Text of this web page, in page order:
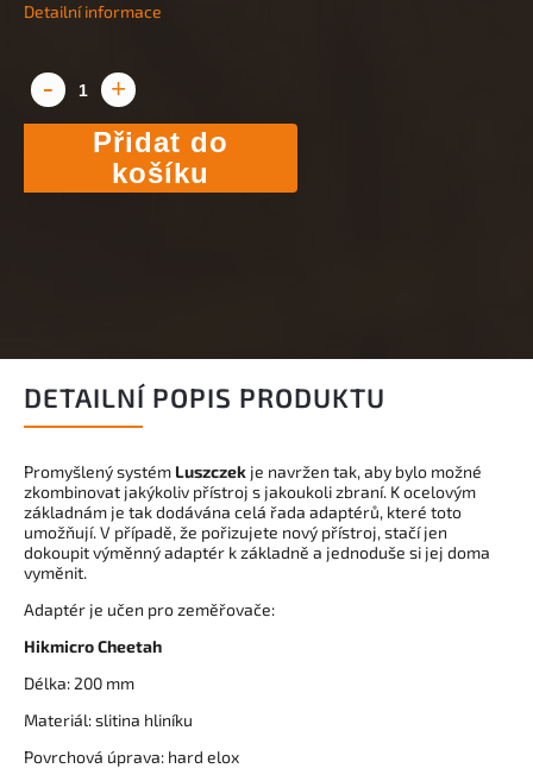
Přidat do
košíku
Detailní informace
DETAILNÍ POPIS PRODUKTU
Promyšlený systém Luszczek je navržen tak, aby bylo možné
zkombinovat jakýkoliv přístroj s jakoukoli zbraní. K ocelovým
základnám je tak dodávána celá řada adaptérů, které toto
umožňují. V případě, že pořizujete nový přístroj, stačí jen
dokoupit výměnný adaptér k základně a jednoduše si jej doma
vyměnit.
Adaptér je učen pro zeměřovače:
Hikmicro Cheetah
Délka: 200 mm
Materiál: slitina hliníku
Povrchová úprava: hard elox